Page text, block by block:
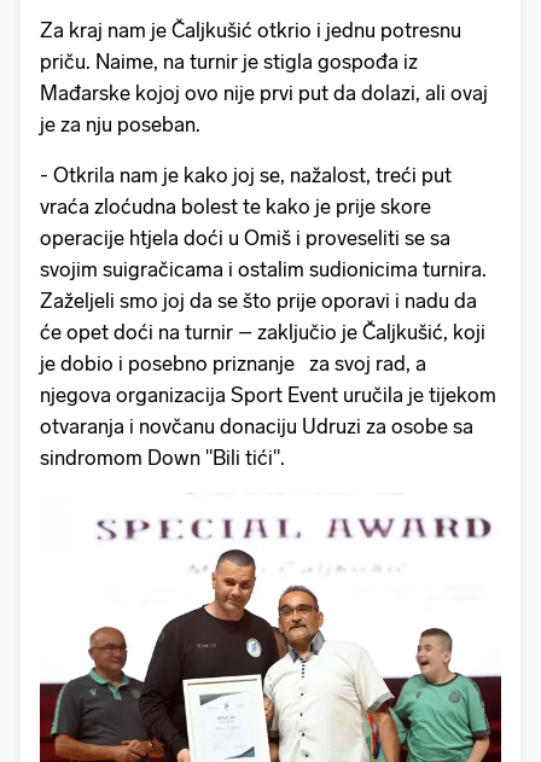
Za kraj nam je Čaljkušić otkrio i jednu potresnu
priču. Naime, na turnir je stigla gospođa iz
Mađarske kojoj ovo nije prvi put da dolazi, ali ovaj
je za nju poseban.
- Otkrila nam je kako joj se, nažalost, treći put
vraća zloćudna bolest te kako je prije skore
operacije htjela doći u Omiš i proveseliti se sa
svojim suigračicama i ostalim sudionicima turnira.
Zaželjeli smo joj da se što prije oporavi i nadu da
će opet doći na turnir – zaključio je Čaljkušić, koji
je dobio i posebno priznanje za svoj rad, a
njegova organizacija Sport Event uručila je tijekom
otvaranja i novčanu donaciju Udruzi za osobe sa
sindromom Down "Bili tići".